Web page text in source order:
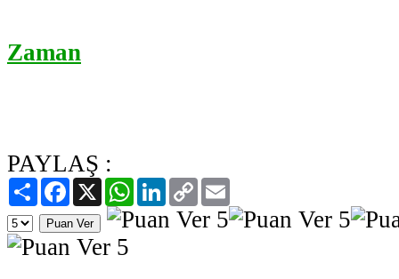
Zaman
PAYLAŞ :
PaylaşFacebook
X WhatsAppLinkedIn
Copy
Link